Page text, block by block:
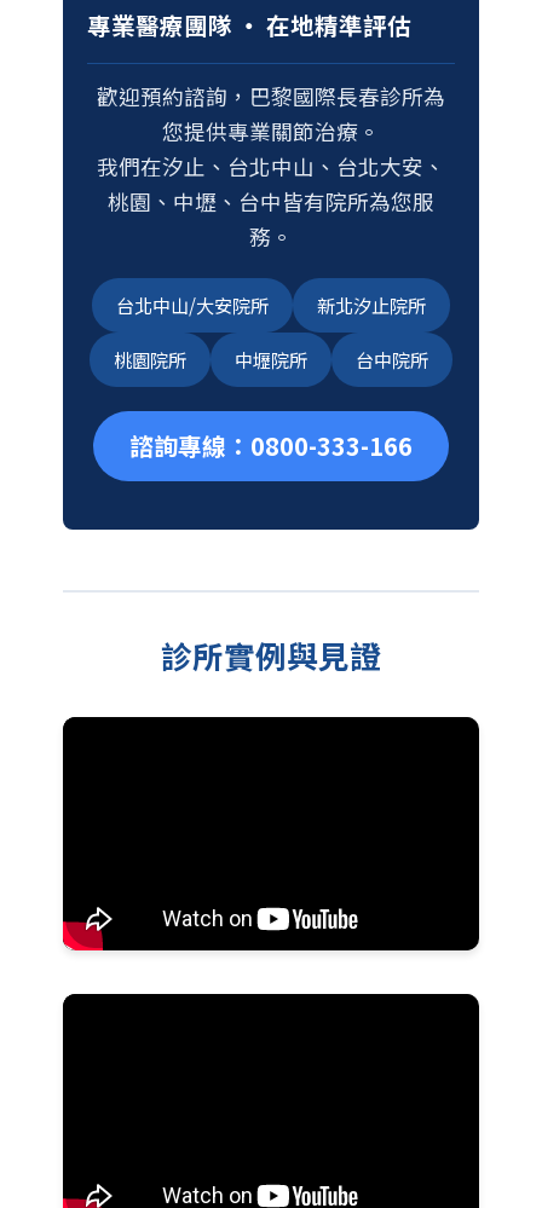
專業醫療團隊 ‧ 在地精準評估
歡迎預約諮詢，巴黎國際長春診所為
您提供專業關節治療。
我們在汐止、台北中山、台北大安、
桃園、中壢、台中皆有院所為您服
務。
台北中山/大安院所 新北汐止院所
桃園院所 中壢院所 台中院所
諮詢專線：0800-333-166
診所實例與見證